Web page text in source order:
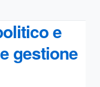
e
gestione